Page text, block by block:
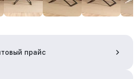
прайс